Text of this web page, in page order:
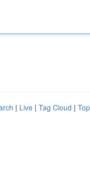
| Live | Tag Cloud |